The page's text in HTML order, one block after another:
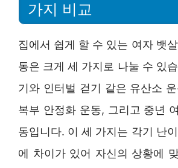
가지 비교
집에서 쉽게 할 수 있는 여자 뱃
동은 크게 세 가지로 나눌 수 있
기와 인터벌 걷기 같은 유산소
복부 안정화 운동, 그리고 중년
동입니다. 이 세 가지는 각기 난
에 차이가 있어 자신의 상황에